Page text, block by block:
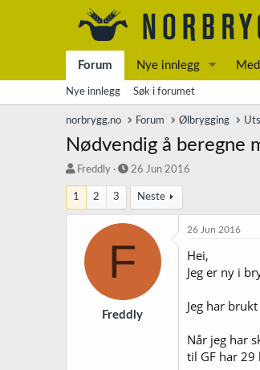
Forum Nye innlegg
Nye innlegg Søk i forumet
norbrygg.no Forum Ølbrygging
Nødvendig å beregne
T
r
å
d
Freddly
S
r
t
26 Jun 2016
1 2 3 Neste
F
Freddly
26 Jun 2016
Hei,
Jeg er ny i
Jeg har
Når jeg har
til GF har 29